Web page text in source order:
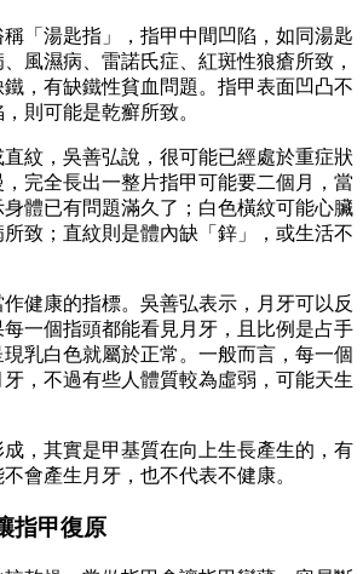
「湯匙指」，指甲中間凹陷，如同湯匙
風濕病、雷諾氏症、紅斑性狼瘡所致，
，有缺鐵性貧血問題。指甲表面凹凸不
則可能是乾癬所致。
紋，吳善弘說，很可能已經處於重症狀
完全長出一整片指甲可能要二個月，當
體已有問題滿久了；白色橫紋可能心臟
致；直紋則是體內缺「鋅」，或生活不
健康的指標。吳善弘表示，月牙可以反
一個指頭都能看見月牙，且比例是占手
乳白色就屬於正常。一般而言，每一個
，不過有些人體質較為虛弱，可能天生
，其實是甲基質在向上生長產生的，有
會產生月牙，也不代表不健康。
指甲復原